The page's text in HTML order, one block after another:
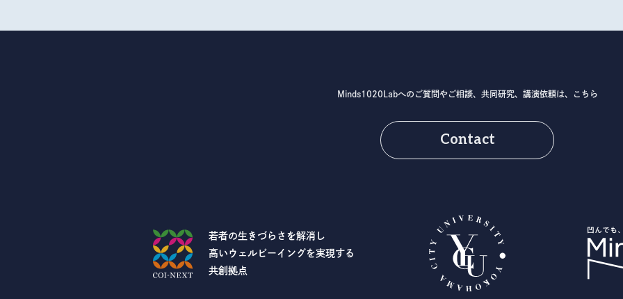
Minds1020Labへのご質問やご相談、 共同研究、講演依頼は、こちら
Contact
若者の生きづらさを解消し
高いウェルビーイングを実現する
共創拠点